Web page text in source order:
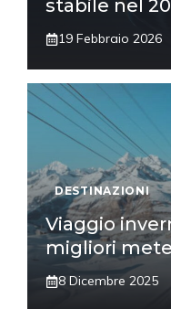
stabile nel
19 Febbraio 2026
DESTINAZIONI
Viaggio
migliori
8 Dicembre 2025